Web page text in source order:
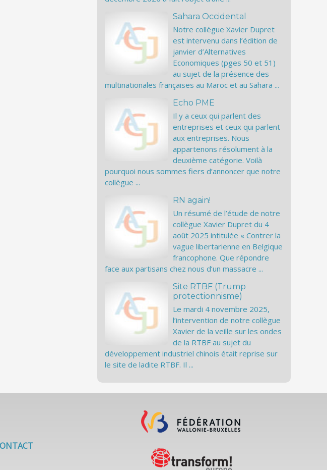
Sahara Occidental
Notre collègue Xavier Dupret
est intervenu dans l’édition de
janvier d’Alternatives
Economiques (pges 50 et 51)
au sujet de la présence des
multinationales françaises au Maroc et au Sahara ...
Echo PME
Il y a ceux qui parlent des
entreprises et ceux qui parlent
aux entreprises. Nous
appartenons résolument à la
deuxième catégorie. Voilà
pourquoi nous sommes fiers d’annoncer que notre
collègue ...
RN again!
Un résumé de l’étude de notre
collègue Xavier Dupret du 4
août 2025 intitulée « Contrer la
vague libertarienne en Belgique
francophone. Que répondre
face aux partisans chez nous d’un massacre ...
Site RTBF (Trump
protectionnisme)
Le mardi 4 novembre 2025,
l’intervention de notre collègue
Xavier de la veille sur les ondes
de la RTBF au sujet du
développement industriel chinois était reprise sur
le site de ladite RTBF. Il ...